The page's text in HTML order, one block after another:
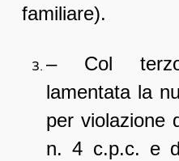
familiare).
– Col
lamentata la
per violazione
n. 4 c.p.c. e